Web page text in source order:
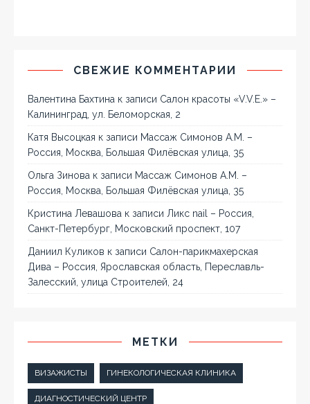
СВЕЖИЕ КОММЕНТАРИИ
Валентина Бахтина к записи Салон красоты «V.V.E.» –
Калининград, ул. Беломорская, 2
Катя Высоцкая к записи Массаж Симонов А.М. –
Россия, Москва, Большая Филёвская улица, 35
Ольга Зинова к записи Массаж Симонов А.М. –
Россия, Москва, Большая Филёвская улица, 35
Кристина Левашова к записи Ликс nail – Россия,
Санкт-Петербург, Московский проспект, 107
Даниил Куликов к записи Салон-парикмахерская
Дива – Россия, Ярославская область, Переславль-
Залесский, улица Строителей, 24
МЕТКИ
ВИЗАЖИСТЫ ГИНЕКОЛОГИЧЕСКАЯ КЛИНИКА
ДИАГНОСТИЧЕСКИЙ ЦЕНТР